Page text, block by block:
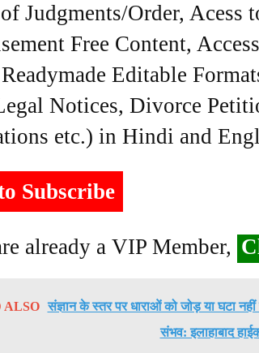
Judgments/Order, Acess
Free Content,
Editable
Notices, Divorce
etc.) in Hindi and
Subscribe
already a VIP Member,
ALSO संज्ञान के स्तर पर धाराओं को जोड़ या घटा
संभव: इलाहाबाद